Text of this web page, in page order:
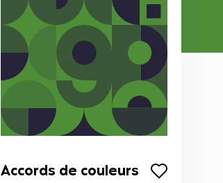
Accords de couleurs